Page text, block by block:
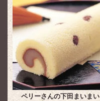
ペリーさんの下田まいまい